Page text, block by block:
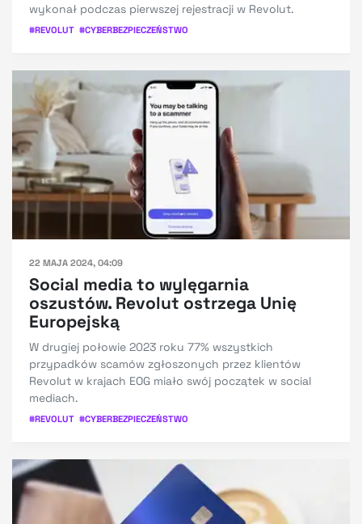
wykonał podczas pierwszej rejestracji w Revolut.
#REVOLUT #CYBERBEZPIECZEŃSTWO
22 MAJA 2024, 04:09
Social media to wylęgarnia
oszustów. Revolut ostrzega Unię
Europejską
W drugiej połowie 2023 roku 77% wszystkich
przypadków scamów zgłoszonych przez klientów
Revolut w krajach EOG miało swój początek w social
mediach.
#REVOLUT #CYBERBEZPIECZEŃSTWO